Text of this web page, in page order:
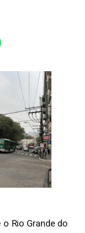
Rio Grande do